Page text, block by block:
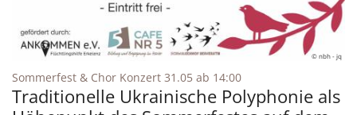
© nbh - jq
Sommerfest & Chor Konzert 31.05 ab 14:00:
Traditionelle Ukrainische Polyphonie als